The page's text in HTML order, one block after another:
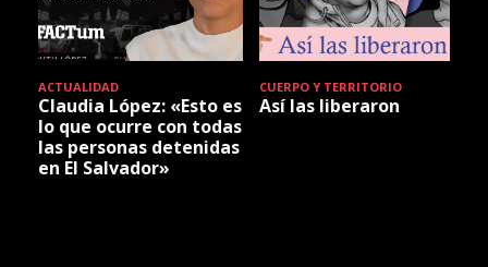
ACTUALIDAD
Claudia López: «Esto es
lo que ocurre con todas
las personas detenidas
en El Salvador»
CUERPO Y TERRITORIO
Así las liberaron